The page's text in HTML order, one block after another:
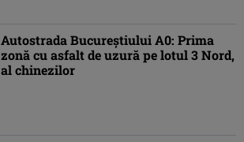
Autostrada Bucureștiului A0: Prima
zonă cu asfalt de uzură pe lotul 3 Nord,
al chinezilor